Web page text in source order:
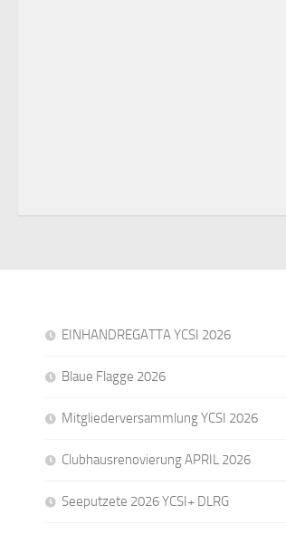
EINHANDREGATTA YCSI 2026
Blaue Flagge 2026
Mitgliederversammlung YCSI 2026
Clubhausrenovierung APRIL 2026
Seeputzete 2026 YCSI+ DLRG